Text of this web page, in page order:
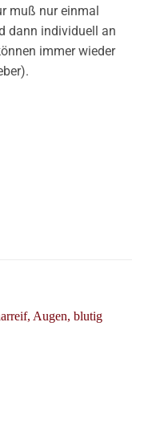
muß nur einmal
dann individuell an
immer wieder